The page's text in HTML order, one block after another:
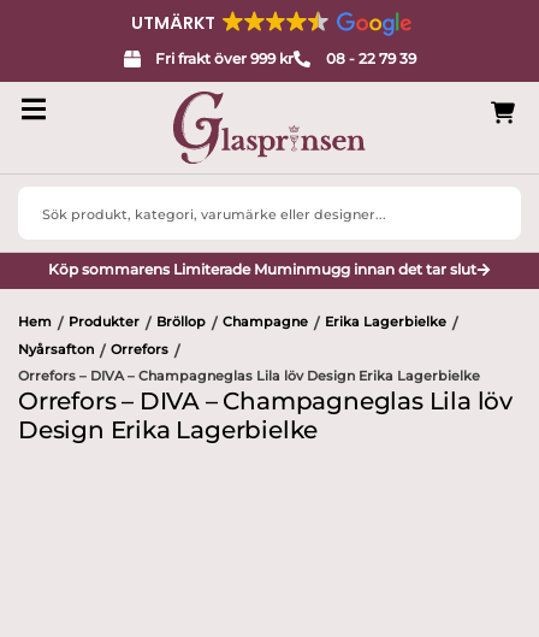
UTMÄRKT
Fri frakt över 999 kr 08 - 22 79 39
Search
Köp sommarens Limiterade Muminmugg innan det tar slut
Hem / Produkter / Bröllop / Champagne / Erika Lagerbielke /
Nyårsafton / Orrefors /
Orrefors – DIVA – Champagneglas Lila löv Design Erika Lagerbielke
Orrefors – DIVA – Champagneglas Lila löv
Design Erika Lagerbielke